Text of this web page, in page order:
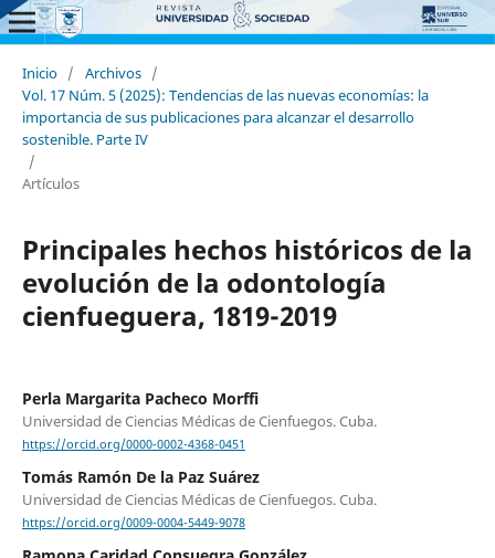
Inicio / Archivos /
Vol. 17 Núm. 5 (2025): Tendencias de las nuevas economías: la
importancia de sus publicaciones para alcanzar el desarrollo
sostenible. Parte IV
/
Artículos
Principales hechos históricos de la
evolución de la odontología
cienfueguera, 1819-2019
Perla Margarita Pacheco Morffi
Universidad de Ciencias Médicas de Cienfuegos. Cuba.
https://orcid.org/0000-0002-4368-0451
Tomás Ramón De la Paz Suárez
Universidad de Ciencias Médicas de Cienfuegos. Cuba.
https://orcid.org/0009-0004-5449-9078